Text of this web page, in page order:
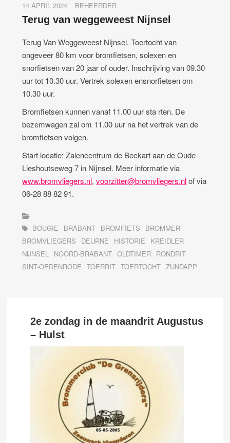
14 APRIL 2024 BEHEERDER
Terug van weggeweest Nijnsel
Terug Van Weggeweest Nijnsel. Toertocht van
ongeveer 80 km voor bromfietsen, solexen en
snorfietsen van 20 jaar of ouder. Inschrijving van 09.30
uur tot 10.30 uur. Vertrek solexen ensnorfietsen om
10.30 uur.
Bromfietsen kunnen vanaf 11.00 uur sta rten. De
bezemwagen zal om 11.00 uur na het vertrek van de
bromfietsen volgen.
Start locatie: Zalencentrum de Beckart aan de Oude
Lieshoutseweg 7 in Nijnsel. Meer informatie via
www.bromvliegers.nl,voorzitter@bromvliegers.nlof via
06-28 88 82 91.
BOUGIE BRABANT BROMFIETS
BROMMER
BROMVLIEGERS
DEURNE HISTORIE
KREIDLER
NIJNSEL NOORD-BRABANT OLDTIMER RONDRIT
SINT-OEDENRODE
TOERRIT TOERTOCHT ZUNDAPP
2e zondag in de maandrit Augustus
– Hulst